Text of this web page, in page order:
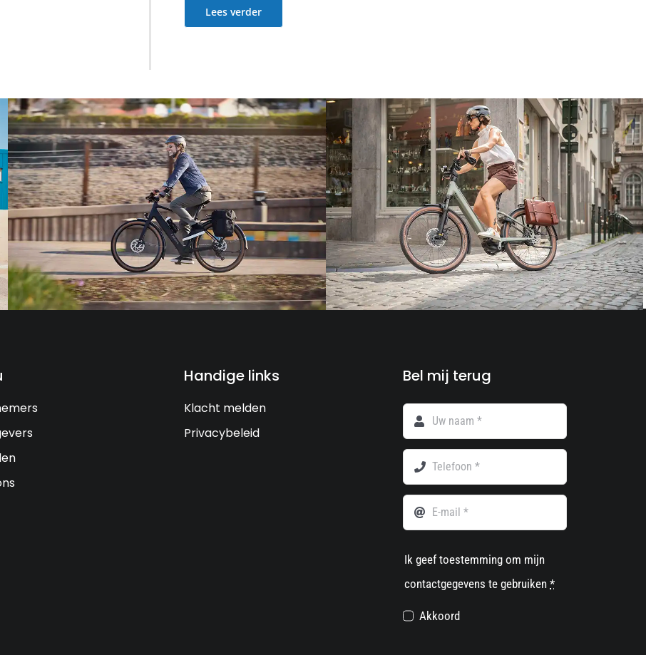
Lees verder
Handige links
Klacht melden
Privacybeleid
Bel mij terug
Ik geef toestemming om mijn
contactgegevens te gebruiken*
Akkoord